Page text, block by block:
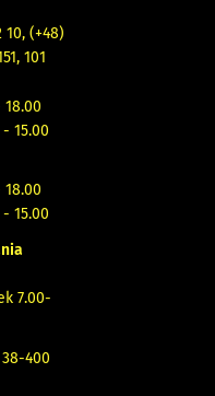
10, (+48)
101
18.00
15.00
18.00
15.00
7.00-
400